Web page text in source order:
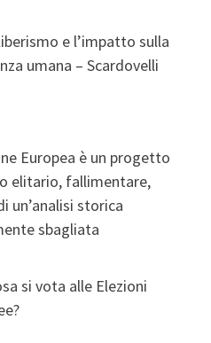
e l’impatto sulla
umana – Scardovelli
Europea è un progetto
elitario, fallimentare,
un’analisi storica
sbagliata
si vota alle Elezioni